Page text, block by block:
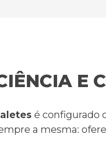
E
é configurado
a mesma: